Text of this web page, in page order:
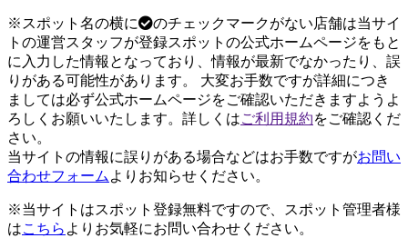
※スポット名の横に
のチェックマークがない店舗は当サイ
トの運営スタッフが登録スポットの公式ホームページをもと
に入力した情報となっており、情報が最新でなかったり、誤
りがある可能性があります。 大変お手数ですが詳細につき
ましては必ず公式ホームページをご確認いただきますようよ
ろしくお願いいたします。詳しくはご利用規約をご確認くだ
さい。
当サイトの情報に誤りがある場合などはお手数ですがお問い
合わせフォーム よりお知らせください。
※当サイトはスポット登録無料ですので、スポット管理者様
はこちら よりお気軽にお問い合わせください。